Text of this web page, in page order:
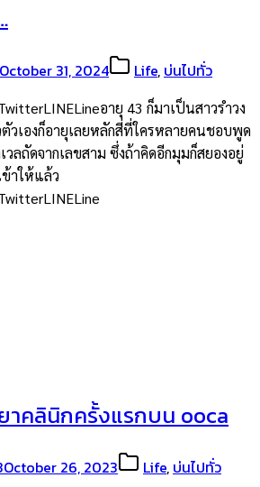
October 31, 2024 Life, บ่นไปทั่ว
อายุ 43 ก็มาเป็นสาวรำวง
วเองก็อายุเลยหลักสี่ที่ใครหลายคนชอบพูด
ลถัดจากเลขสาม ซึ่งถ้าคิดอีกมุมก็สยองอยู่
ข้าให้แล้ว
คลินิกครั้งแรกบน ooca
October 26, 2023 Life, บ่นไปทั่ว